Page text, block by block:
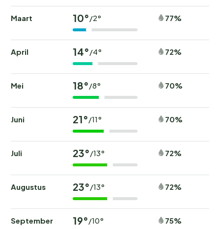
Maart 10°/2° 77%
April 14°/4° 72%
Mei 18°/8° 70%
Juni 21°/11° 70%
Juli 23°/13° 72%
Augustus 23°/13° 72%
September 19°/10° 75%